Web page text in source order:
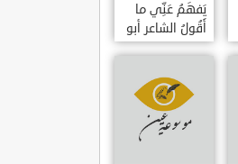
يَفهَمُ عَنِّي ما
أَقُولُ الشاعر أبو
حامد الغزالي